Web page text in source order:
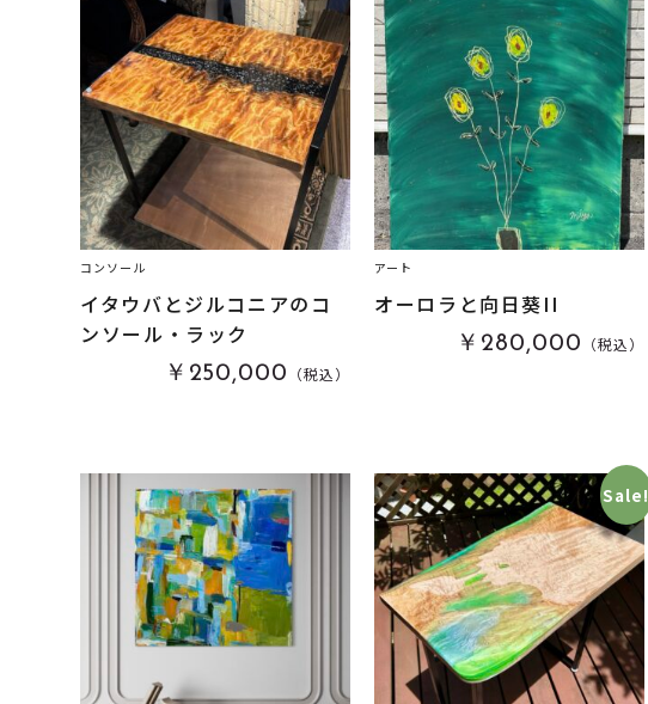
コンソール
イタウバとジルコニアのコ
ンソール・ラック
￥250,000 （税込）
アート
オーロラと向日葵II
￥280,000 （税込）
Sale!